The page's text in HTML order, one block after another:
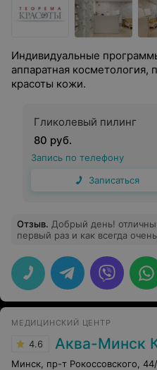
Индивидуальные
аппаратная
красоты кожи.
Гликолевый пилинг
80 руб.
Запись по телефону
Записаться
Отзыв. Добрый день!
первый раз и как всегда
МЕДИЦИНСКИЙ ЦЕНТР
4.6 Аква-Минск
Минск, пр-т Рокоссовского,